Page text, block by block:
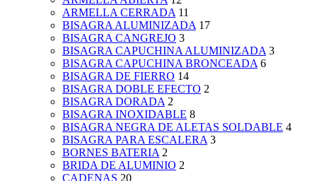
ARMELLA CERRADA 11
BISAGRA ALUMINIZADA 17
BISAGRA CANGREJO 3
BISAGRA CAPUCHINA ALUMINIZADA 3
BISAGRA CAPUCHINA BRONCEADA 6
BISAGRA DE FIERRO 14
BISAGRA DOBLE EFECTO 2
BISAGRA DORADA 2
BISAGRA INOXIDABLE 8
BISAGRA NEGRA DE ALETAS SOLDABLE 4
BISAGRA PARA ESCALERA 3
BORNES BATERIA 2
BRIDA DE ALUMINIO 2
CADENAS 20